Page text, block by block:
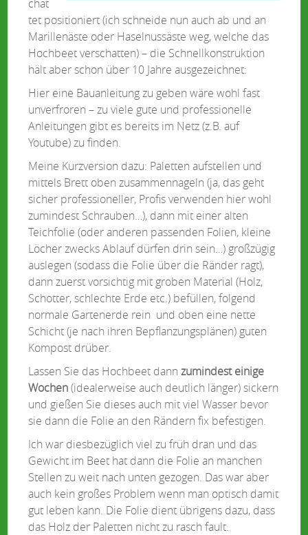
chat
tet positioniert (ich schneide nun auch ab und an
Marillenäste oder Haselnussäste weg, welche das
Hochbeet verschatten) – die Schnellkonstruktion
hält aber schon über 10 Jahre ausgezeichnet:
Hier eine Bauanleitung zu geben wäre wohl fast
unverfroren – zu viele gute und professionelle
Anleitungen gibt es bereits im Netz (z.B. auf
Youtube) zu finden.
Meine Kurzversion dazu: Paletten aufstellen und
mittels Brett oben zusammennageln (ja, das geht
sicher professioneller, Profis verwenden hier wohl
zumindest Schrauben…), dann mit einer alten
Teichfolie (oder anderen passenden Folien, kleine
Löcher zwecks Ablauf dürfen drin sein…) großzügig
auslegen (sodass die Folie über die Ränder ragt),
dann zuerst vorsichtig mit groben Material (Holz,
Schotter, schlechte Erde etc.) befüllen, folgend
normale Gartenerde rein und oben eine nette
Schicht (je nach ihren Bepflanzungsplänen) guten
Kompost drüber.
Lassen Sie das Hochbeet dannzumindest einige
Wochen(idealerweise auch deutlich länger) sickern
und gießen Sie dieses auch mit viel Wasser bevor
sie dann die Folie an den Rändern fix befestigen.
Ich war diesbezüglich viel zu früh dran und das
Gewicht im Beet hat dann die Folie an manchen
Stellen zu weit nach unten gezogen. Das war aber
auch kein großes Problem wenn man optisch damit
gut leben kann. Die Folie dient übrigens dazu, dass
das Holz der Paletten nicht zu rasch fault.